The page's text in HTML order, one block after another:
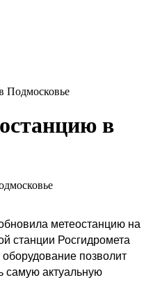
Подмосковье
в
метеостанцию на
станции Росгидромета
позволит
самую актуальную